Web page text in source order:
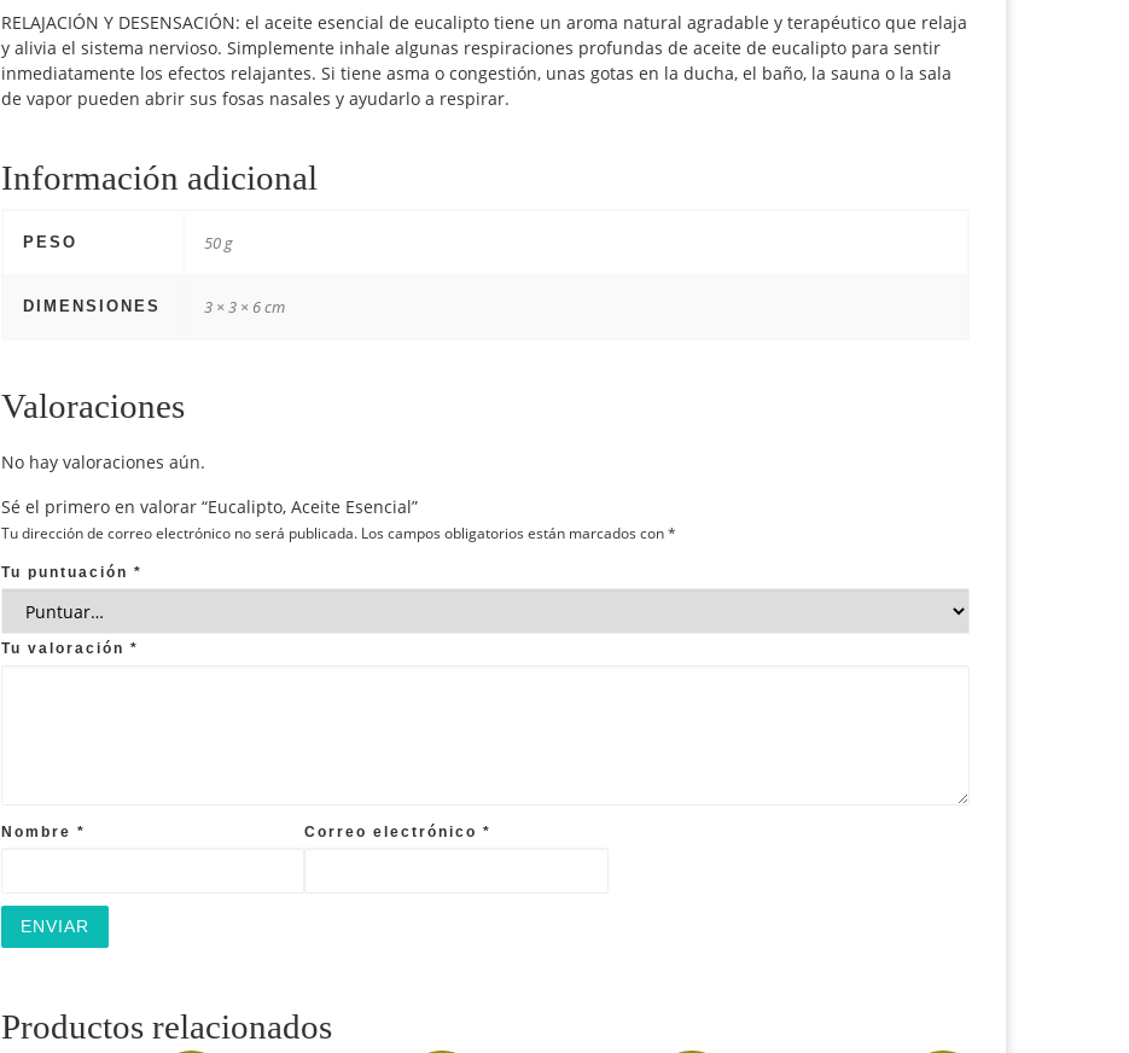
RELAJACIÓN Y DESENSACIÓN: el aceite esencial de eucalipto tiene un aroma natural agradable y terapéutico que relaja
y alivia el sistema nervioso. Simplemente inhale algunas respiraciones profundas de aceite de eucalipto para sentir
inmediatamente los efectos relajantes. Si tiene asma o congestión, unas gotas en la ducha, el baño, la sauna o la sala
de vapor pueden abrir sus fosas nasales y ayudarlo a respirar.
Información adicional
PESO 50 g
DIMENSIONES 3 × 3 × 6 cm
Valoraciones
No hay valoraciones aún.
Sé el primero en valorar “Eucalipto, Aceite Esencial”
Tu dirección de correo electrónico no será publicada. Los campos obligatorios están marcados con*
Tu puntuación *
Tu valoración *
Nombre * Correo electrónico*
Productos relacionados